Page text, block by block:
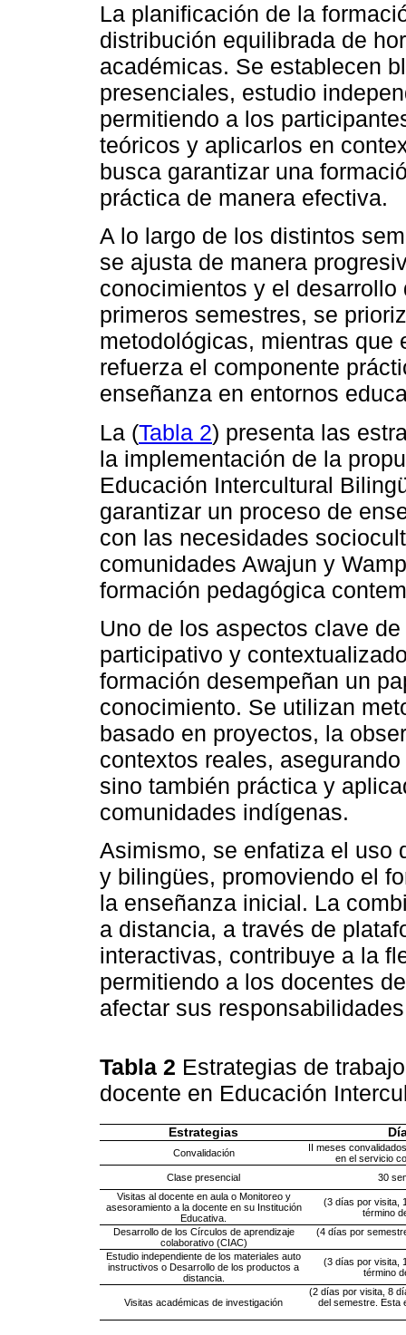
La planificación de la
distribución equilibrada de
académicas. Se establecen
presenciales, estudio
permitiendo a los
teóricos y aplicarlos en
busca garantizar una
práctica de manera efectiva.
A lo largo de los distintos
se ajusta de manera
conocimientos y el
primeros semestres, se
metodológicas, mientras que
refuerza el componente
enseñanza en entornos
La (Tabla 2) presenta las
la implementación de la
Educación Intercultural
garantizar un proceso de
con las necesidades
comunidades Awajun y
formación pedagógica
Uno de los aspectos clave
participativo y
formación desempeñan un
conocimiento. Se utilizan
basado en proyectos, la
contextos reales,
sino también práctica y
comunidades indígenas.
Asimismo, se enfatiza el uso
y bilingües, promoviendo el
la enseñanza inicial. La
a distancia, a través de
interactivas, contribuye a la
permitiendo a los docentes
afectar sus
Tabla 2 Estrategias de
docente en Educación
Estrategias
Convalidación
II meses
en el servicio
Clase presencial
30
Visitas al docente en aula o Monitoreo y
asesoramiento a la docente en su Institución
Educativa.
(3 días por visita,
término
Desarrollo de los Círculos de aprendizaje
colaborativo (CIAC)
(4 días por
Estudio independiente de los materiales auto
instructivos o Desarrollo de los productos a
distancia.
(3 días por visita,
término
Visitas académicas de investigación
(2 días por visita, 8
del semestre. Esta